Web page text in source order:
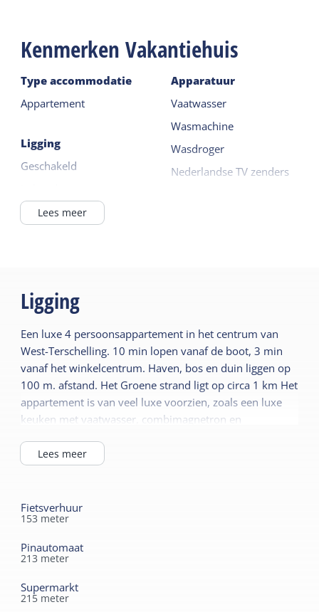
Kenmerken Vakantiehuis
Type accommodatie
Appartement
Ligging
Geschakeld
Algemeen
Centrale verwarming
Wifi privé
Lees meer
Sanitair
Douche
Apparatuur
Vaatwasser
Wasmachine
Wasdroger
Nederlandse TV zenders
Sauna prive
Kindermeubilair
Kinderbed
Lees meer
Ligging
Een luxe 4 persoonsappartement in het centrum van
West-Terschelling. 10 min lopen vanaf de boot, 3 min
vanaf het winkelcentrum. Haven, bos en duin liggen op
100 m. afstand. Het Groene strand ligt op circa 1 km Het
appartement is van veel luxe voorzien, zoals een luxe
keuken met vaatwasser, combimagnetron en
citruspers. De badkamer heeft een ruime douche en een
een prettig eigen terras. Alle slaapkamers zijn voorzien
van flatscreens en in de woonkamer hangt een grote
persoonsboxspringbedden met een afmeting van
box.Een adres om volledig tot rust te komen en te
Lees meer
Fietsverhuur
153 meter
Pinautomaat
213 meter
Supermarkt
215 meter